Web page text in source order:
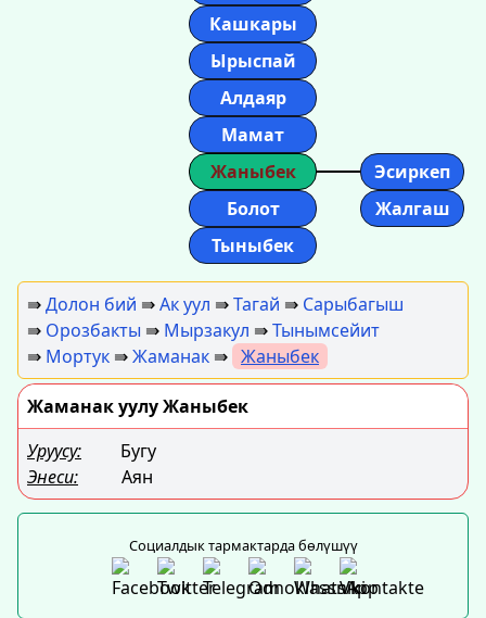
Кашкары
Ырыспай
Алдаяр
Мамат
Жаныбек
Эсиркеп
Болот
Жалгаш
Тыныбек
⇛Долон бий ⇛Ак уул ⇛Тагай ⇛ Сарыбагыш
⇛ Орозбакты ⇛ Мырзакул ⇛Тынымсейит
⇛ Мортук ⇛Жаманак ⇛ Жаныбек
Жаманак уулу Жаныбек
Уруусу:
Бугу
Энеси:
Аян
Социалдык тармактарда бөлүшүү